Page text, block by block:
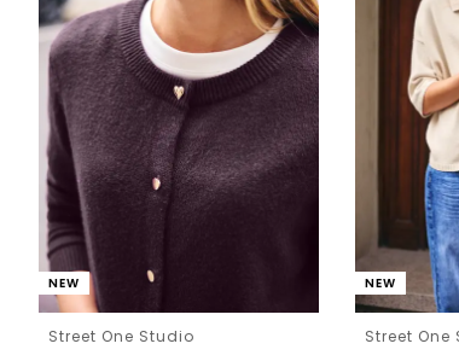
NEW
Street One Studio
NEW
Street One